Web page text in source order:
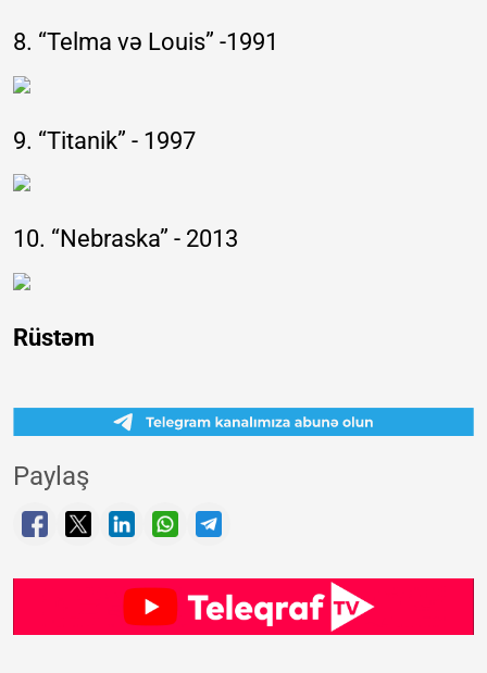
8. “Telma və Louis” -1991
9. “Titanik” - 1997
10. “Nebraska” - 2013
Rüstəm
Paylaş